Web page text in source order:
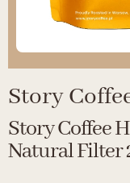
Story
Story Coffee
Natural Filter